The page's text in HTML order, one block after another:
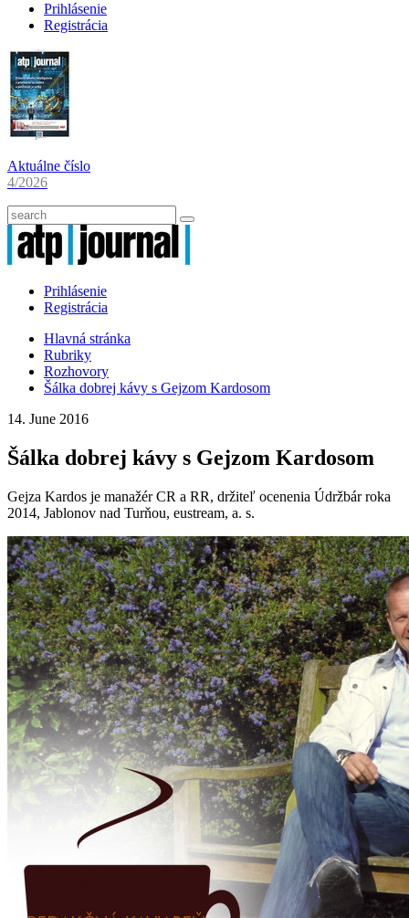
Prihlásenie
Registrácia
Aktuálne číslo
4/2026
Prihlásenie
Registrácia
Hlavná stránka
Rubriky
Rozhovory
Šálka dobrej kávy s Gejzom Kardosom
14. June 2016
Šálka dobrej kávy s Gejzom Kardosom
Gejza Kardos je manažér CR a RR, držiteľ ocenenia Údržbár roka
2014, Jablonov nad Turňou, eustream, a. s.